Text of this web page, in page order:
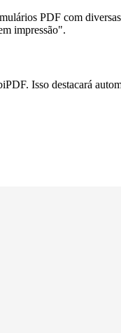
PDF com
impressão".
Isso destacará